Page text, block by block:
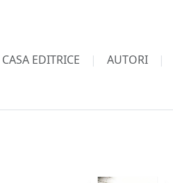
CASA EDITRICE AUTORI